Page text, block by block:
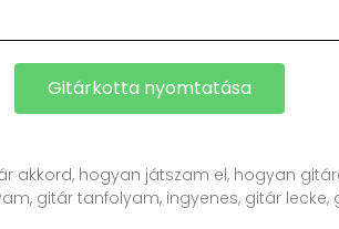
Gitárkotta nyomtatása
akkord, hogyan játszam el, hogyan
gitár tanfolyam, ingyenes, gitár lecke,